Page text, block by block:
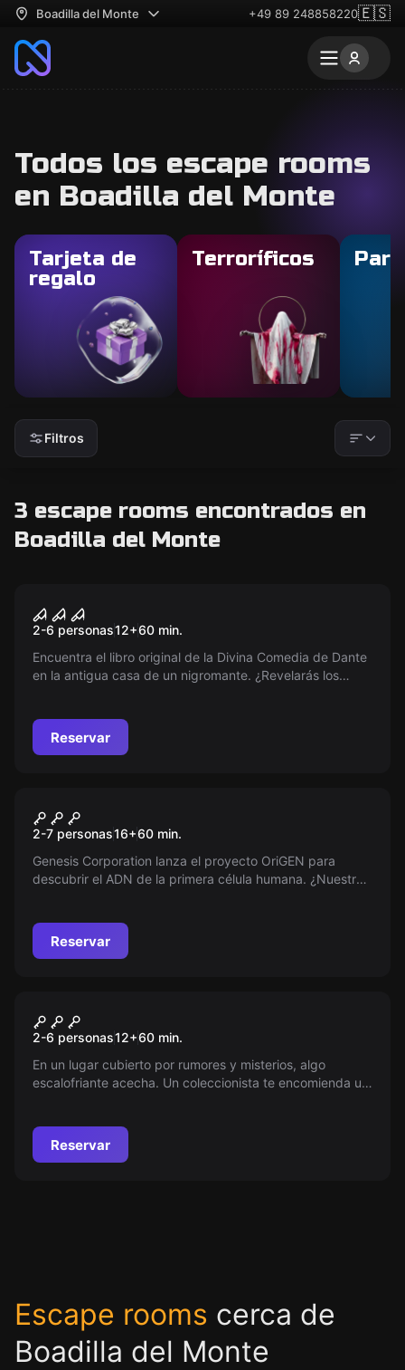
Boadilla del Monte +49 89 248858220🇪🇸
Todos los escape rooms
en Boadilla del Monte
Tarjeta de
regalo
Terroríficos
Filtros
3 escape rooms encontrados en
Boadilla del Monte
Inframundo
2-6 personas12+60 min.
Encuentra el libro original de la Divina Comedia de Dante
en la antigua casa de un nigromante. ¿Revelarás los
Reservar
Origen
2-7 personas16+60 min.
Genesis Corporation lanza el proyecto OriGEN para
descubrir el ADN de la primera célula humana. ¿Nuestro
Reservar
Inframundo
2-6 personas12+60 min.
En un lugar cubierto por rumores y misterios, algo
escalofriante acecha. Un coleccionista te encomienda un
bosque y sus secretos pondrán a prueba tu osadía. ¿Te
atreves a avanzar?
Reservar
Escape rooms cerca de
Boadilla del Monte